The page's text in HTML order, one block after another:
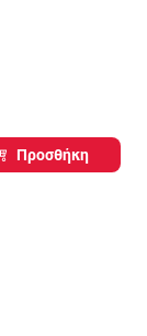
Προσθήκη